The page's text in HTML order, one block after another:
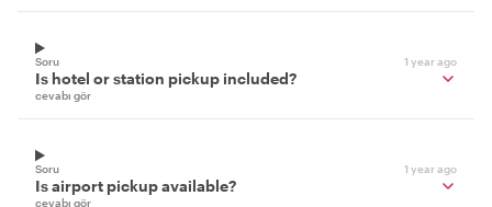
Soru 1 year ago
Is hotel or station pickup included?
cevabı gör
Soru 1 year ago
Is airport pickup available?
cevabı gör